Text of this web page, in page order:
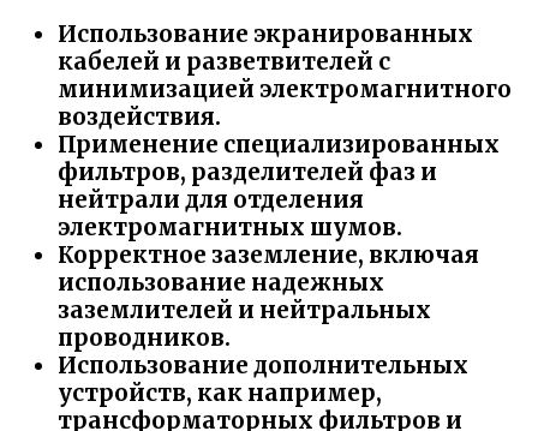
Использование экранированных
кабелей и разветвителей с
минимизацией электромагнитного
воздействия.
Применение специализированных
фильтров, разделителей фаз и
нейтрали для отделения
электромагнитных шумов.
Корректное заземление, включая
использование надежных
заземлителей и нейтральных
проводников.
Использование дополнительных
устройств, как например,
трансформаторных фильтров и